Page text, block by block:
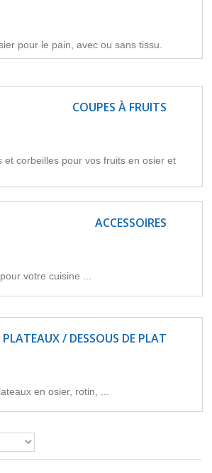
pour le pain, avec ou sans tissu.
COUPES À FRUITS
et corbeilles pour vos fruits en osier et
ACCESSOIRES
votre cuisine ...
PLATEAUX / DESSOUS DE PLAT
en osier, rotin, ...